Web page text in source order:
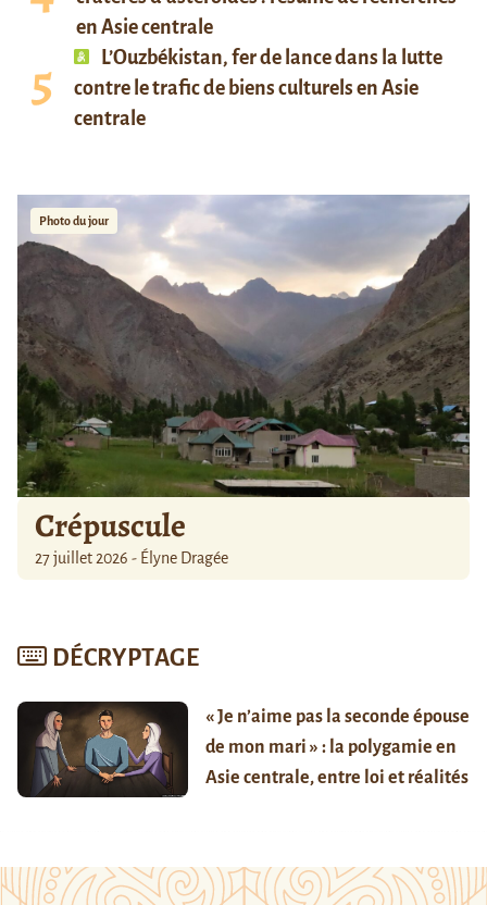
en Asie centrale
L’Ouzbékistan, fer de lance dans la lutte
contre le trafic de biens culturels en Asie
centrale
Photo du jour
Crépuscule
27 juillet 2026 - Élyne Dragée
DÉCRYPTAGE
« Je n’aime pas la seconde épouse
de mon mari » : la polygamie en
Asie centrale, entre loi et réalités